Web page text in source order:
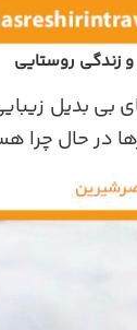
و زندگی روستایی
بی بدیل
در حال چرا